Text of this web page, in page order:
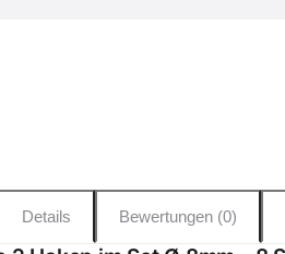
Details Bewertungen (0)